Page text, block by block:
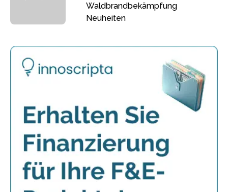
Waldbrandbekämpfung
Neuheiten